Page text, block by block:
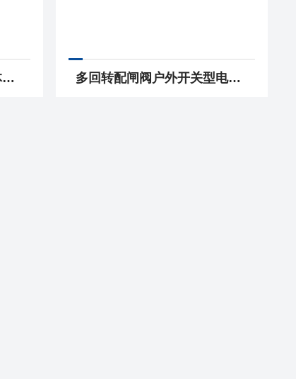
DZW45-24智能一体化整体开关型阀门电动装置 执行机构 多回转配闸阀户外开关型电动执行器 执行机构